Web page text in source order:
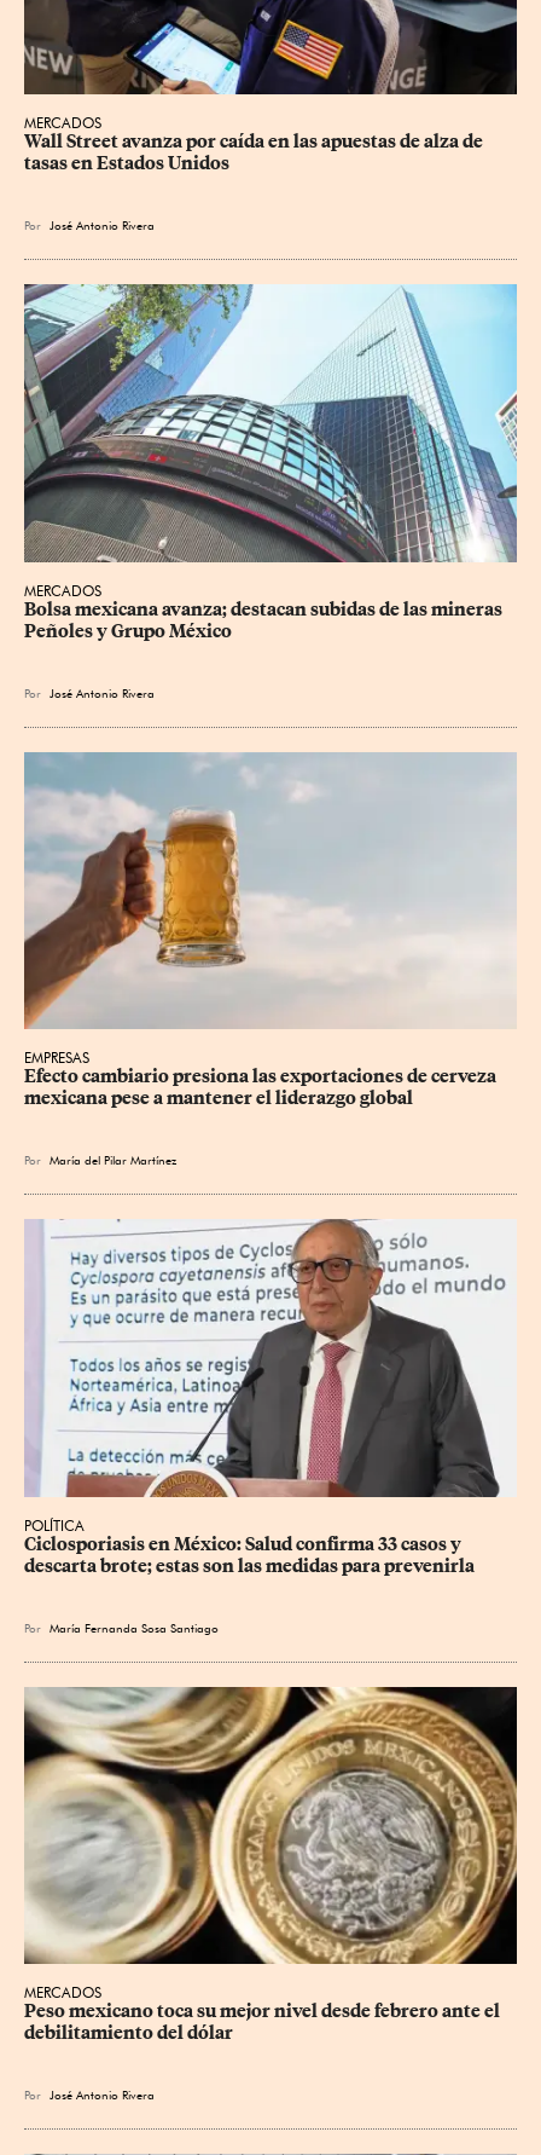
MERCADOS
Wall Street avanza por caída en las apuestas de alza de
tasas en Estados Unidos
Por José Antonio Rivera
MERCADOS
Bolsa mexicana avanza; destacan subidas de las mineras
Peñoles y Grupo México
Por José Antonio Rivera
EMPRESAS
Efecto cambiario presiona las exportaciones de cerveza
mexicana pese a mantener el liderazgo global
Por María del Pilar Martínez
POLÍTICA
Ciclosporiasis en México: Salud confirma 33 casos y
descarta brote; estas son las medidas para prevenirla
Por María Fernanda Sosa Santiago
MERCADOS
Peso mexicano toca su mejor nivel desde febrero ante el
debilitamiento del dólar
Por José Antonio Rivera